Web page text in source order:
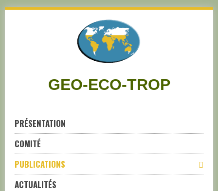
GEO-ECO-TROP
PRÉSENTATION
COMITÉ
PUBLICATIONS
ACTUALITÉS